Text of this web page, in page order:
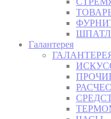
Галантерея